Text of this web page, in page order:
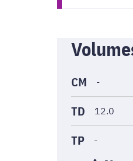
CM -
TD 12.0
TP -